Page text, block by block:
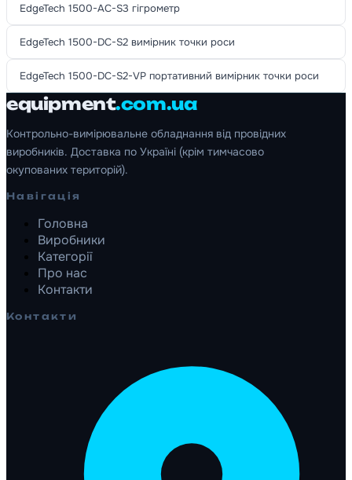
EdgeTech 1500-AC-S3 гігрометр
EdgeTech 1500-DC-S2 вимірник точки роси
EdgeTech 1500-DC-S2-VP портативний вимірник точки роси
equipment.com.ua
Контрольно-вимірювальне обладнання від провідних
виробників. Доставка по Україні (крім тимчасово
окупованих територій).
Навігація
Головна
Виробники
Категорії
Про нас
Контакти
Контакти